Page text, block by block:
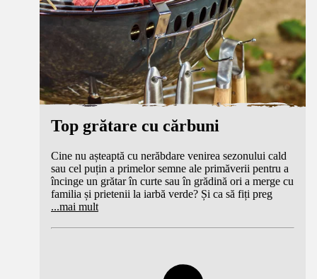
Top grătare cu cărbuni
Cine nu așteaptă cu nerăbdare venirea sezonului cald
sau cel puțin a primelor semne ale primăverii pentru a
încinge un grătar în curte sau în grădină ori a merge cu
familia și prietenii la iarbă verde? Și ca să fiți preg
...mai mult